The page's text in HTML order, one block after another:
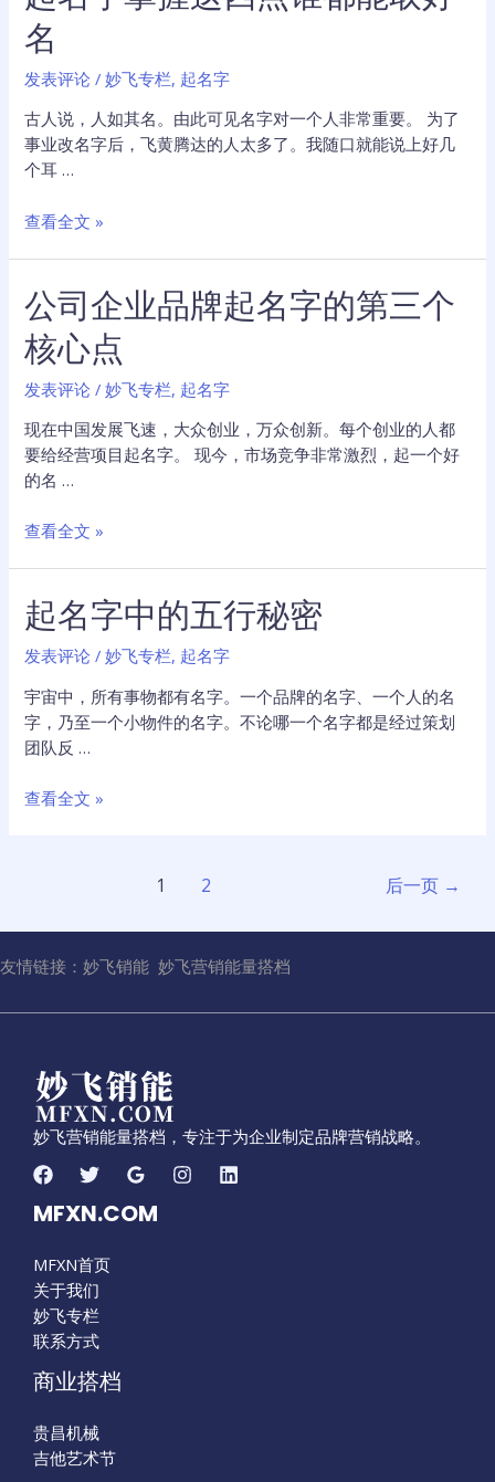
字
趋
避
凶？
名
字
阳
谐
的
一
个
法
则
名
发表评论 /妙飞专栏, 起名字
古人说，人如其名。由此可见名字对一个人非常重要。 为了
事业改名字后，飞黄腾达的人太多了。我随口就能说上好几
个耳 …
起
掌
握
这
四
点
谁
都
能
好
查看全文 »
公司企业品牌起名字的第三个
核心点
发表评论 /妙飞专栏, 起名字
现在中国发展飞速，大众创业，万众创新。每个创业的人都
要给经营项目起名字。 现今，市场竞争非常激烈，起一个好
的名 …
公
业
品
牌
名
字
的
三
查看全文 »
起名字中的五行秘密
发表评论 /妙飞专栏, 起名字
宇宙中，所有事物都有名字。一个品牌的名字、一个人的名
字，乃至一个小物件的名字。不论哪一个名字都是经过策划
团队反 …
起
秘
查看全文 »
分
页
1 2 后一页 →
友情链接： 妙飞销能 妙飞营销能量搭档
妙飞营销能量搭档，专注于为企业制定品牌营销战略。
MFXN.COM
MFXN首页
关于我们
妙飞专栏
联系方式
商业搭档
贵昌机械
吉他艺术节